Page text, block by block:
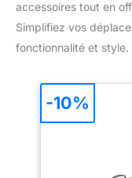
accessoires tout en
Simplifiez vos
fonctionnalité et style.
-10%